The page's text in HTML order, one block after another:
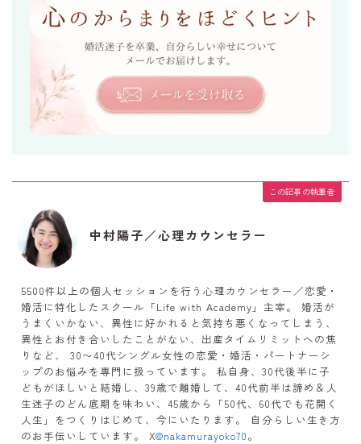
この記事の執筆者
中村陽子／心理カウンセラー
5500件以上の個人セッションを行う心理カウンセラー／恋愛・
婚活に特化したスクール「Life with Academy」主宰。 婚活が
うまくいかない、異性に好かれると気持ち悪くなってしまう、
異性とお付き合いしたことがない、出産タイムリミットへの焦
りなど、 30〜40代シングル女性の恋愛・婚活・パートナーシ
ップのお悩みを専門に扱っています。 私自身、30代後半に子
どもがほしいと結婚し、39歳で離婚して、40代前半は諦め＆人
生迷子のどん底期を味わい、45歳から「50代、60代でも花開く
人生」をつくりはじめて、今にいたります。 自分らしい生き方
のお手伝いしています。 X@nakamurayoko70。